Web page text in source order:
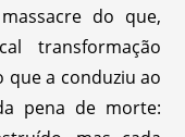
do que,
transformação
que a conduziu ao
pena de morte: